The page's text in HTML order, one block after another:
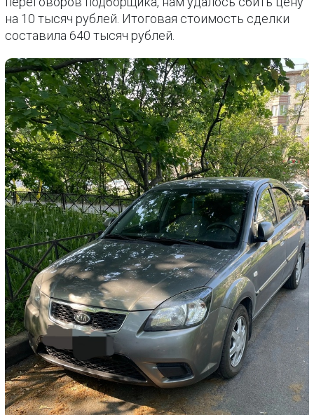
на 10 тысяч рублей. Итоговая стоимость сделки
составила 640 тысяч рублей.